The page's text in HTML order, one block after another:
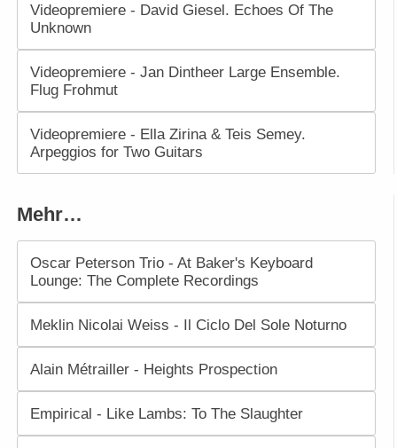
Videopremiere - David Giesel. Echoes Of The
Unknown
Videopremiere - Jan Dintheer Large Ensemble.
Flug Frohmut
Videopremiere - Ella Zirina & Teis Semey.
Arpeggios for Two Guitars
Mehr…
Oscar Peterson Trio - At Baker's Keyboard
Lounge: The Complete Recordings
Meklin Nicolai Weiss - Il Ciclo Del Sole Noturno
Alain Métrailler - Heights Prospection
Empirical - Like Lambs: To The Slaughter